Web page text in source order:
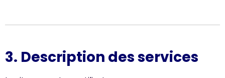
3. Description des services